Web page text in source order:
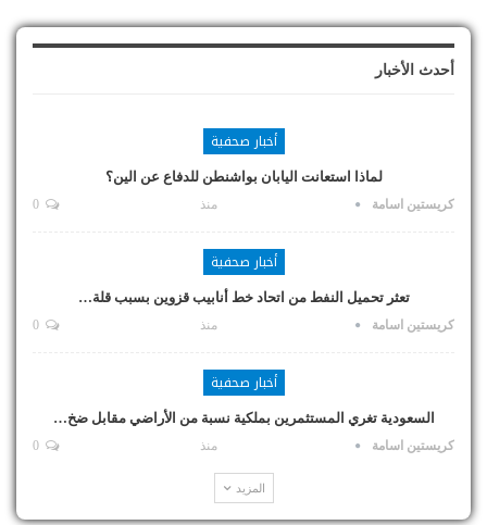
أحدث الأخبار
أخبار صحفية
لماذا استعانت اليابان بواشنطن للدفاع عن الين؟
كريستين اسامة منذ
أخبار صحفية
تعثر تحميل النفط من اتحاد خط أنابيب قزوين بسبب قلة…
كريستين اسامة منذ
أخبار صحفية
السعودية تغري المستثمرين بملكية نسبة من الأراضي مقابل ضخ…
كريستين اسامة منذ
المزيد